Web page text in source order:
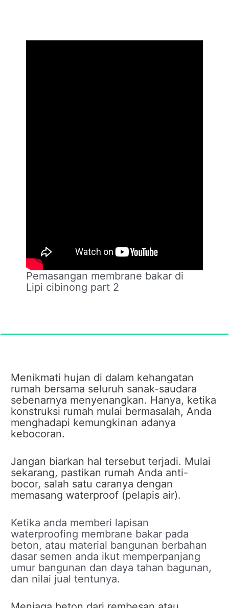
Pemasangan membrane bakar di
Lipi cibinong part 2
Menikmati hujan di dalam kehangatan
rumah bersama seluruh sanak-saudara
sebenarnya menyenangkan. Hanya, ketika
konstruksi rumah mulai bermasalah, Anda
menghadapi kemungkinan adanya
kebocoran.
Jangan biarkan hal tersebut terjadi. Mulai
sekarang, pastikan rumah Anda anti-
bocor, salah satu caranya dengan
memasang waterproof (pelapis air).
Ketika anda memberi lapisan
waterproofing membrane bakar pada
beton, atau material bangunan berbahan
dasar semen anda ikut memperpanjang
umur bangunan dan daya tahan bagunan,
dan nilai jual tentunya.